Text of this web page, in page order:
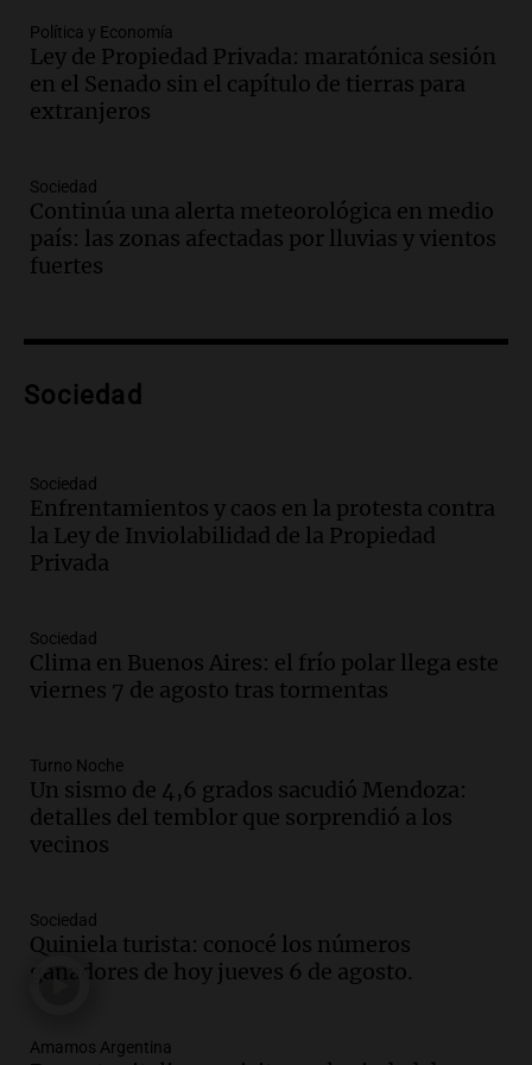
ayuda por problemas de fertilidad y la
ostentación de millonarios
Amamos Argentina
Episodios
avanza con testimonios clave sobre el
accidente en Villa Dolores
Panorama Federal
tributo todos los jueves
Episodios
sea, va a ser lindo”
La Cadena del Gol
Episodios
Audio.
mano es muy peligroso”
La Argentina, hoy
Episodios
sobre los parques educativos
Amamos Argentina
Episodios
Audio.
durante la primavera
Informados al regreso
Episodios
tras fuertes vientos
Política y Economía
Ley de Propiedad Privada: maratónica sesión
en el Senado sin el capítulo de tierras para
extranjeros
Sociedad
Continúa una alerta meteorológica en medio
país: las zonas afectadas por lluvias y vientos
fuertes
Sociedad
Sociedad
Enfrentamientos y caos en la protesta contra
la Ley de Inviolabilidad de la Propiedad
Privada
Sociedad
Clima en Buenos Aires: el frío polar llega este
viernes 7 de agosto tras tormentas
Turno Noche
Un sismo de 4,6 grados sacudió Mendoza:
detalles del temblor que sorprendió a los
vecinos
Sociedad
Quiniela turista: conocé los números
ganadores de hoy jueves 6 de agosto.
Amamos Argentina